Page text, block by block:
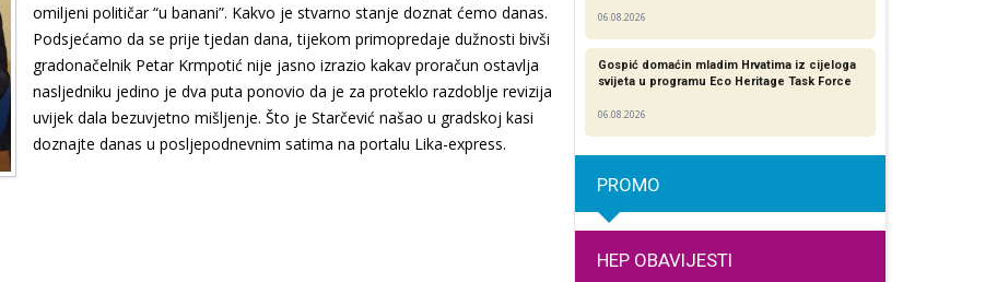
omiljeni političar “u banani”. Kakvo je stvarno stanje doznat ćemo danas.
Podsjećamo da se prije tjedan dana, tijekom primopredaje dužnosti bivši
gradonačelnik Petar Krmpotić nije jasno izrazio kakav proračun ostavlja
nasljedniku jedino je dva puta ponovio da je za proteklo razdoblje revizija
uvijek dala bezuvjetno mišljenje. Što je Starčević našao u gradskoj kasi
doznajte danas u posljepodnevnim satima na portalu Lika-express.
06.08.2026
Gospić domaćin mladim Hrvatima iz cijeloga
svijeta u programu Eco Heritage Task Force
06.08.2026
PROMO
HEP OBAVIJESTI